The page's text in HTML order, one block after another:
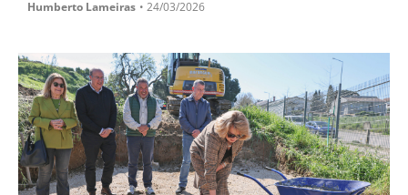
Humberto Lameiras • 24/03/2026